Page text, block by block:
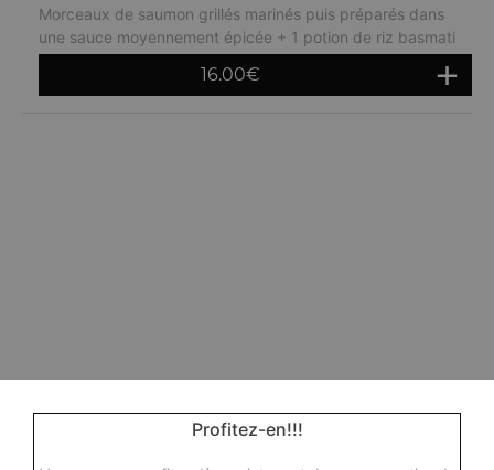
Morceaux de saumon grillés marinés puis préparés dans
une sauce moyennement épicée + 1 potion de riz basmati
16.00€
Profitez-en!!!